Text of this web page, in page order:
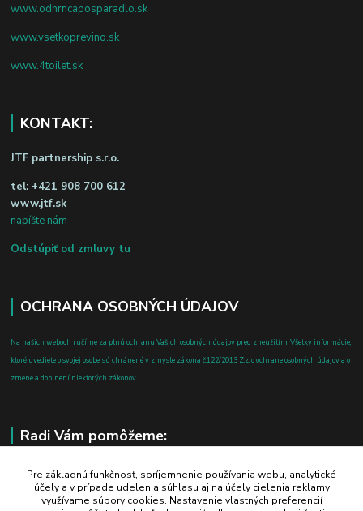
www.odhrncaposparadlo.sk
www.vsetkoprevino.sk
www.4toilet.sk
KONTAKT:
JTF partnership s.r.o.
tel: +421 908 700 612
www.jtf.sk
napíšte nám
Odstúpiť od zmluvy tu
OCHRANA OSOBNÝCH ÚDAJOV
Na našich weboch ručíme za plnú ochranu Vašich osobných údajov pred zneužitím. Všetky informácie,
ktoré uvediete o svojej osobe, sú chránené v zmysle zákona č.122/2013 Z.z. o ochrane osobných údajov a o
zmene a doplnení niektorých zákonov.
Radi Vám pomôžeme:
+421 908 700 612
po-pia: 8.00 - 16.00
Pre základnú funkčnosť, spríjemnenie používania webu, analytické
účely a v prípade udelenia súhlasu aj na účely cielenia reklamy
využívame súbory cookies. Nastavenie vlastných preferencií